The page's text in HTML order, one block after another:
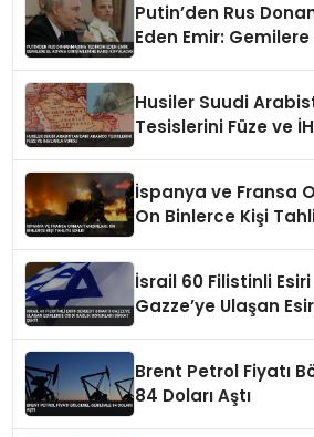
Putin’den Rus
Eden Emir: Gemilere
Husiler Suudi
Tesislerini Füze ve
İspanya ve Fransa
On Binlerce Kişi
İsrail 60 Filistinli
Gazze’ye Ulaşan
Brent Petrol Fiyatı
84 Doları Aştı